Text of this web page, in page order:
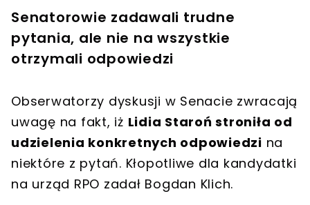
Senatorowie zadawali trudne
pytania, ale nie na wszystkie
otrzymali odpowiedzi
Obserwatorzy dyskusji w Senacie zwracają
uwagę na fakt, iż Lidia Staroń stroniła od
udzielenia konkretnych odpowiedzi na
niektóre z pytań. Kłopotliwe dla kandydatki
na urząd RPO zadał Bogdan Klich.